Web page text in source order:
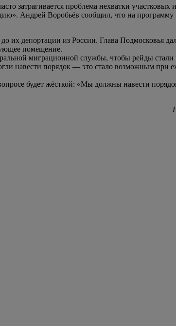
затрагивается проблема нехватки
Андрей Воробьёв сообщил, что на
депортации из России. Глава Подмосковья
помещение.
миграционной службы, чтобы рейды
навести порядок — это стало возможным при
будет жёсткой: «Мы должны навести